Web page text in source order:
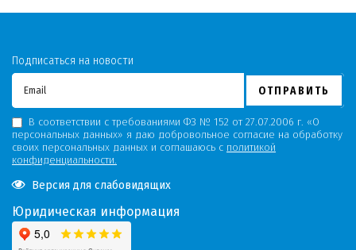
Подписаться на новости
ОТПРАВИТЬ
В соответствии с требованиями ФЗ № 152 от 27.07.2006 г. «О
персональных данных» я даю добровольное согласие на обработку
своих персональных данных и соглашаюсь с политикой
конфиденциальности.
Версия для слабовидящих
Юридическая информация